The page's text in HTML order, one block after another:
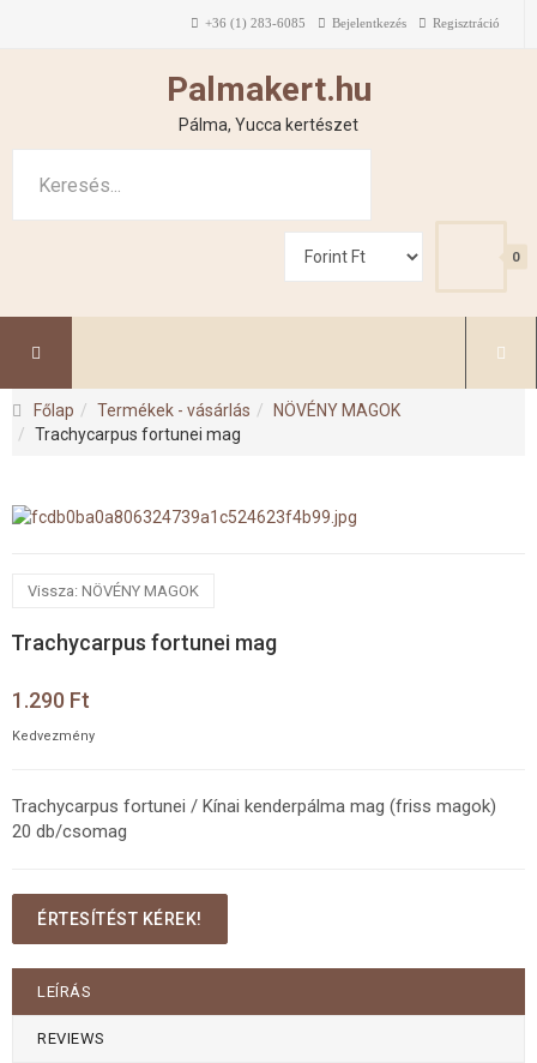
+36 (1) 283-6085 Bejelentkezés Regisztráció
Palmakert.hu
Pálma, Yucca kertészet
0
Főlap Termékek - vásárlás
NÖVÉNY MAGOK
Trachycarpus fortunei mag
Vissza: NÖVÉNY MAGOK
Trachycarpus fortunei mag
1.290 Ft
Kedvezmény
Trachycarpus fortunei / Kínai kenderpálma mag (friss magok)
20 db/csomag
ÉRTESÍTÉST KÉREK!
LEÍRÁS
REVIEWS